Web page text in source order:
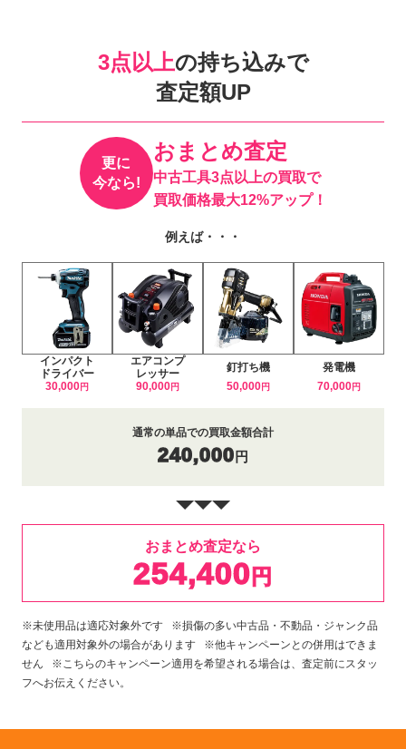
3点以上の持ち込みで
査定額UP
更に
今なら!
おまとめ査定
中古工具3点以上の買取で
買取価格最大12%アップ！
例えば・・・
インパクト
ドライバー
30,000円
エアコンプ
レッサー
90,000円
釘打ち機
50,000円
発電機
70,000円
通常の単品での買取金額合計
240,000 円
おまとめ査定なら
254,400 円
※未使用品は適応対象外です ※損傷の多い中古品・不動品・ジャンク品
なども適用対象外の場合があります ※他キャンペーンとの併用はできま
せん ※こちらのキャンペーン適用を希望される場合は、査定前にスタッ
フへお伝えください。